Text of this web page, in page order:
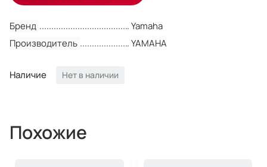
Бренд
Yamaha
Производитель
YAMAHA
Наличие Нет в наличии
Похожие